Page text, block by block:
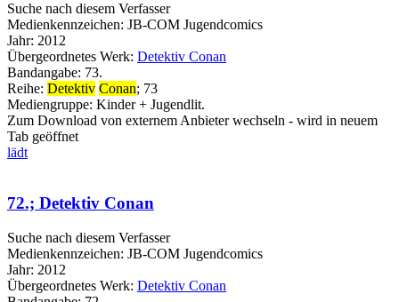
Suche nach diesem Verfasser
Medienkennzeichen: JB-COM Jugendcomics
Jahr: 2012
Übergeordnetes Werk: Detektiv Conan
Bandangabe: 73.
Reihe: Detektiv Conan; 73
Mediengruppe: Kinder + Jugendlit.
Zum Download von externem Anbieter wechseln - wird in neuem
Tab geöffnet
lädt
72.; Detektiv Conan
Suche nach diesem Verfasser
Medienkennzeichen: JB-COM Jugendcomics
Jahr: 2012
Übergeordnetes Werk: Detektiv Conan